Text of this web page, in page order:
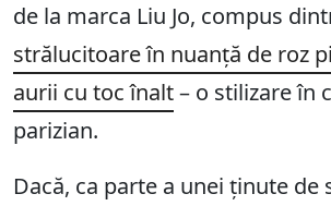
de la marca Liu Jo, compus
strălucitoare în nuanță de roz
aurii cu toc înalt– o stilizare în
parizian.
Dacă, ca parte a unei ținute de